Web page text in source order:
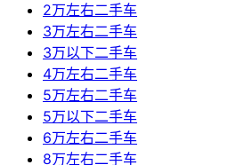
2万左右二手车
3万左右二手车
3万以下二手车
4万左右二手车
5万左右二手车
5万以下二手车
6万左右二手车
8万左右二手车